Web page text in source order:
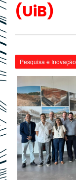
(UiB)
Pesquisa e Inovação